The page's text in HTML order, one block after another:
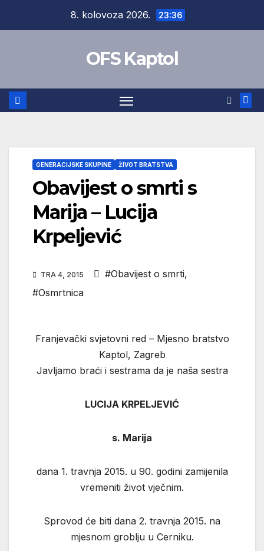
8. kolovoza 2026. 23:36
OFS Kaptol
GENERACIJSKE SKUPINE ŽIVOT BRATSTVA
Obavijest o smrti s
Marija – Lucija
Krpeljević
TRA 4, 2015 #Obavijest o smrti,
#Osmrtnica
Franjevački svjetovni red – Mjesno bratstvo
Kaptol, Zagreb
Javljamo braći i sestrama da je naša sestra
LUCIJA KRPELJEVIĆ
s. Marija
dana 1. travnja 2015. u 90. godini zamijenila
vremeniti život vječnim.
Sprovod će biti dana 2. travnja 2015. na
mjesnom groblju u Cerniku.